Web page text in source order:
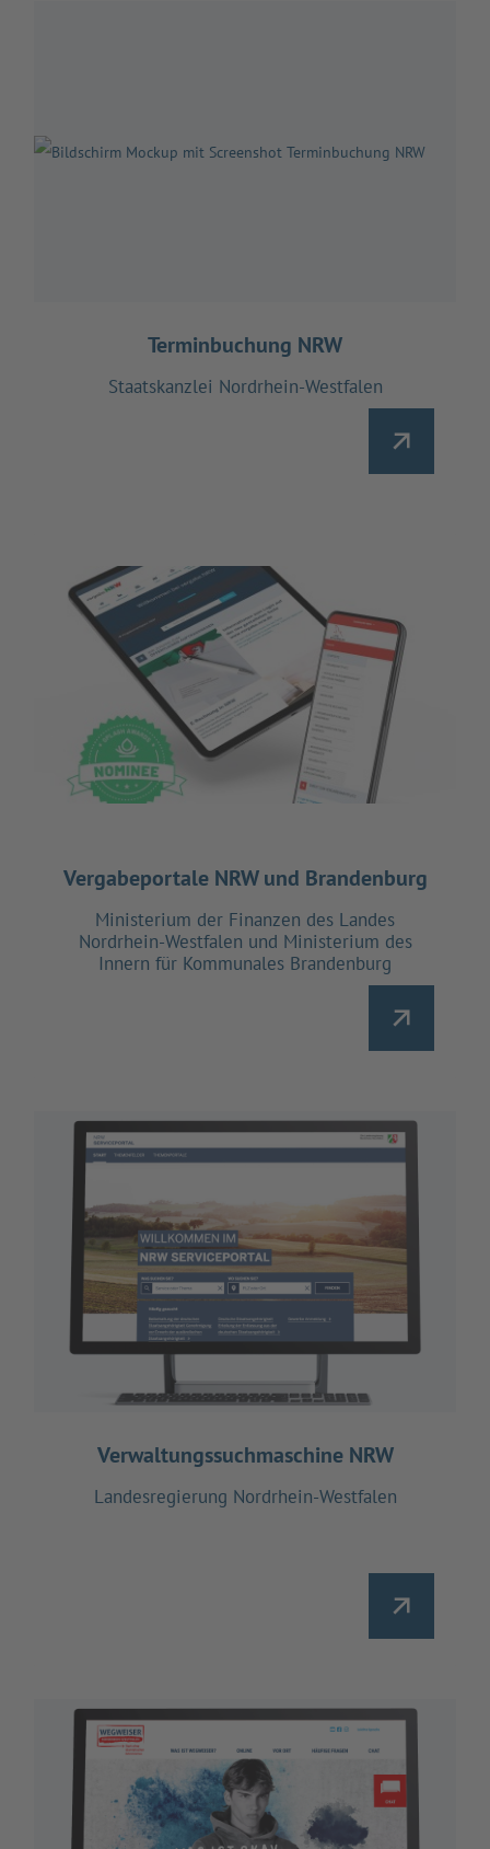
Terminbuchung NRW
Staatskanzlei Nordrhein-Westfalen
Vergabeportale NRW und Brandenburg
Ministerium der Finanzen des Landes
Nordrhein-Westfalen und Ministerium des
Innern für Kommunales Brandenburg
Verwaltungssuchmaschine NRW
Landesregierung Nordrhein-Westfalen